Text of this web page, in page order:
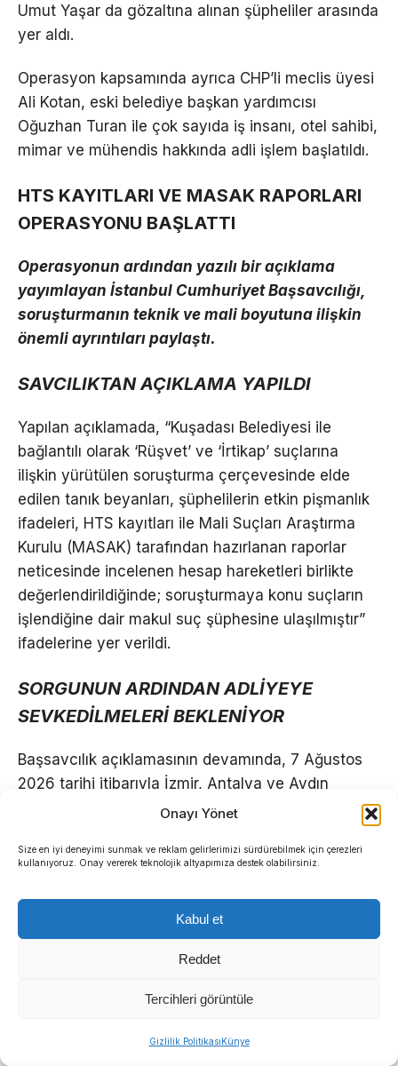
Onayı Yönet
Size en iyi deneyimi sunmak ve reklam gelirlerimizi sürdürebilmek için çerezleri
kullanıyoruz. Onay vererek teknolojik altyapımıza destek olabilirsiniz.
Kabul et
Reddet
Tercihleri görüntüle
Gizlilik PolitikasıKünye
Umut Yaşar da gözaltına alınan şüpheliler arasında
yer aldı.
Operasyon kapsamında ayrıca CHP’li meclis üyesi
Ali Kotan, eski belediye başkan yardımcısı
Oğuzhan Turan ile çok sayıda iş insanı, otel sahibi,
mimar ve mühendis hakkında adli işlem başlatıldı.
HTS KAYITLARI VE MASAK RAPORLARI
OPERASYONU BAŞLATTI
Operasyonun ardından yazılı bir açıklama
yayımlayan İstanbul Cumhuriyet Başsavcılığı,
soruşturmanın teknik ve mali boyutuna ilişkin
önemli ayrıntıları paylaştı.
SAVCILIKTAN AÇIKLAMA YAPILDI
Yapılan açıklamada, “Kuşadası Belediyesi ile
bağlantılı olarak ‘Rüşvet’ ve ‘İrtikap’ suçlarına
ilişkin yürütülen soruşturma çerçevesinde elde
edilen tanık beyanları, şüphelilerin etkin pişmanlık
ifadeleri, HTS kayıtları ile Mali Suçları Araştırma
Kurulu (MASAK) tarafından hazırlanan raporlar
neticesinde incelenen hesap hareketleri birlikte
değerlendirildiğinde; soruşturmaya konu suçların
işlendiğine dair makul suç şüphesine ulaşılmıştır”
ifadelerine yer verildi.
SORGUNUN ARDINDAN ADLİYEYE
SEVKEDİLMELERİ BEKLENİYOR
Başsavcılık açıklamasının devamında, 7 Ağustos
2026 tarihi itibarıyla İzmir, Antalya ve Aydın
illerinde eş zamanlı arama, el koyma ve gözaltı
çekilerek,“Soruşturma kapsamında maddi
gerçeğin tüm yönleriyle ortaya çıkarılması
sorgularının ardından adliyeye sevk edilmeleri